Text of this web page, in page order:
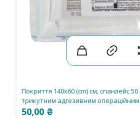
Покриття 140х60 (cm) см, спанлейс 50
трикутним адгезивним
одноразового використання.
50,00 ₴